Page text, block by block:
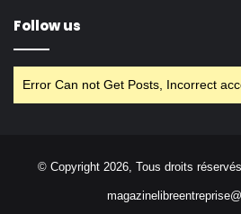
Follow us
Error Can not Get Posts, Incorrect
© Copyright 2026, Tous droits